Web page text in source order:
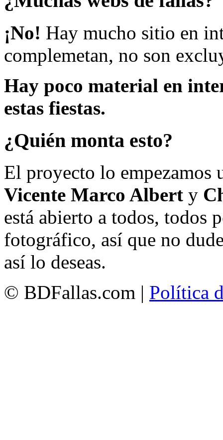
¡No! Hay mucho sitio en
complemetan, no son
Hay poco material en
estas fiestas.
¿Quién monta esto?
El proyecto lo empezamos
Vicente Marco Albert y
está abierto a todos, todos
fotográfico, así que no
así lo deseas.
© BDFallas.com | Política